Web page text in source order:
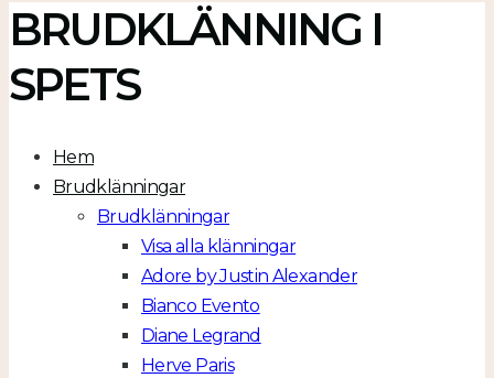
BRUDKLÄNNING I
SPETS
Hem
Brudklänningar
Brudklänningar
Visa alla klänningar
Adore by Justin Alexander
Bianco Evento
Diane Legrand
Herve Paris